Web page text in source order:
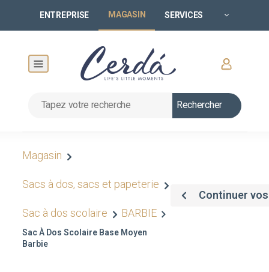
ENTREPRISE MAGASIN SERVICES
Rechercher
Magasin
Sacs à dos, sacs et papeterie
Sac à dos scolaire BARBIE
Sac À Dos Scolaire Base Moyen
Barbie
Continuer